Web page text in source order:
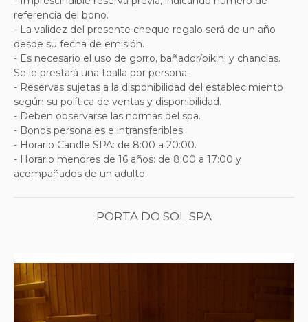
referencia del bono.
- La validez del presente cheque regalo será de un año
desde su fecha de emisión.
- Es necesario el uso de gorro, bañador/bikini y chanclas.
Se le prestará una toalla por persona.
- Reservas sujetas a la disponibilidad del establecimiento
según su política de ventas y disponibilidad.
- Deben observarse las normas del spa.
- Bonos personales e intransferibles.
- Horario Candle SPA: de 8:00 a 20:00.
- Horario menores de 16 años: de 8:00 a 17:00 y
acompañados de un adulto.
PORTA DO SOL SPA